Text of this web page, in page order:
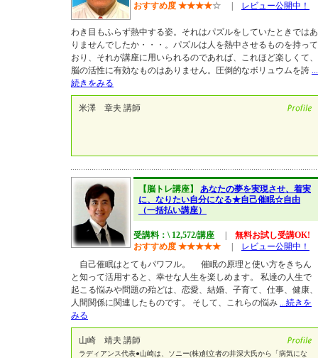
おすすめ度 ★★★★☆ レビュー公開中！
わき目もふらず熱中する姿。それはパズルをしていたときではあ
りませんでしたか・・・。パズルは人を熱中させるものを持って
おり、それが講座に用いられるのであれば、これほど楽しくて、
脳の活性に有効なものはありません。圧倒的なボリュウムを誇 ...
続きをみる
米澤 章夫 講師
【脳トレ講座】 あなたの夢を実現させ、着実
に、なりたい自分になる★自己催眠☆自由
（一括払い講座）
受講料：\ 12,572/講座
無料お試し受講OK!
おすすめ度 ★★★★★
レビュー公開中！
自己催眠はとてもパワフル。 催眠の原理と使い方をきちん
と知って活用すると、幸せな人生を楽しめます。 私達の人生で
起こる悩みや問題の殆どは、恋愛、結婚、子育て、仕事、健康、
人間関係に関連したものです。 そして、これらの悩み ...続きを
みる
山崎 靖夫 講師
ラディアンス代表●山崎は、ソニー(株)創立者の井深大氏から「病気にな